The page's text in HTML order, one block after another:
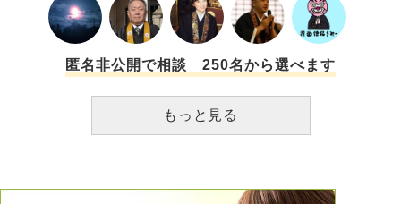
いました。それに対してお寺さんは それは貴方のお願い事
であって、友人が本当にそれを望んでいるかと言うことはわ
からない。そして、友人に頼まれたわけでもないのに、友人
の名前を書くのはやめた方が良いのでは？ との内容の回答
言う内容のお話をしていました。 この話の後に参拝の方
が、お前にはお守りや絵馬なんて必要ない！と感じたのか、
生活で溢れていることですし、高校の社会科教師の友人は歴
匿名非公開で相談 250名から選べます
もっと見る